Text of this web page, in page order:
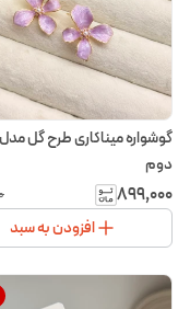
گوشواره میناکاری طرح گل
دوم
۸۹۹٬۰۰۰
افزودن به سبد